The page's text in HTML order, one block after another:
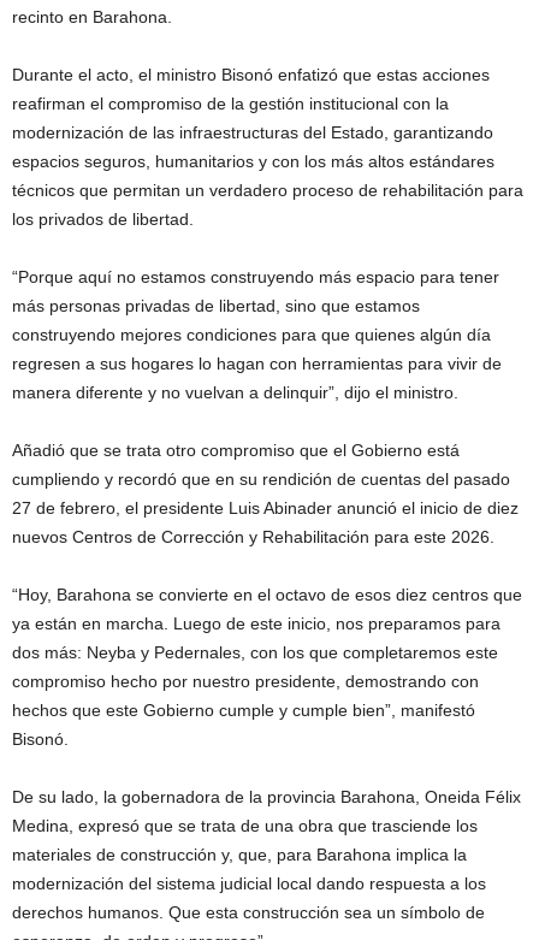
recinto en Barahona.
Durante el acto, el ministro Bisonó enfatizó que estas acciones
reafirman el compromiso de la gestión institucional con la
modernización de las infraestructuras del Estado, garantizando
espacios seguros, humanitarios y con los más altos estándares
técnicos que permitan un verdadero proceso de rehabilitación para
los privados de libertad.
“Porque aquí no estamos construyendo más espacio para tener
más personas privadas de libertad, sino que estamos
construyendo mejores condiciones para que quienes algún día
regresen a sus hogares lo hagan con herramientas para vivir de
manera diferente y no vuelvan a delinquir”, dijo el ministro.
Añadió que se trata otro compromiso que el Gobierno está
cumpliendo y recordó que en su rendición de cuentas del pasado
27 de febrero, el presidente Luis Abinader anunció el inicio de diez
nuevos Centros de Corrección y Rehabilitación para este 2026.
“Hoy, Barahona se convierte en el octavo de esos diez centros que
ya están en marcha. Luego de este inicio, nos preparamos para
dos más: Neyba y Pedernales, con los que completaremos este
compromiso hecho por nuestro presidente, demostrando con
hechos que este Gobierno cumple y cumple bien”, manifestó
Bisonó.
De su lado, la gobernadora de la provincia Barahona, Oneida Félix
Medina, expresó que se trata de una obra que trasciende los
materiales de construcción y, que, para Barahona implica la
modernización del sistema judicial local dando respuesta a los
derechos humanos. Que esta construcción sea un símbolo de